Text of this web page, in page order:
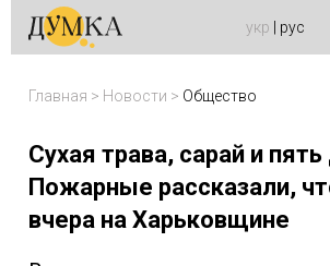
укр рус
Главная > Новости > Общество
Сухая трава, сарай и
Пожарные рассказали,
вчера на Харьковщине